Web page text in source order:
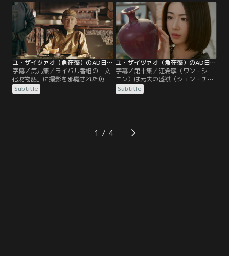
ー・シーヨン）との和解ディナーが
待っていた。自分の特性がバレるこ
とを恐れた魚在藻（ユ・ザイツァ
オ）は陶唐（タオ・タン）に助けを
求める。
け、取材できなくなる。会社に戻っ
たBチームは次の計画を立てるが、
なかなかいい案が思い浮かばない。
そんな中、汪希寧（ワン・シーニ
ン）の息子 黙黙（モーモー）が母親
を求めて会社に来てしまう。
ユ・ザイツァオ（魚在藻）のAD日記 第09話／字幕
字幕／第九集／ライバル番組の「文
化財物語」に撮影を邪魔された魚在
藻（ユ・ザイツァオ）は、別の撮影
計画を思いつき、再現映像を交えて
ーニン）が、不可解な交通事故に巻
き込まれ、ケガを負ったという知ら
Subtitle
ユ・ザイツァオ（魚在藻）のAD日記 第10話／字幕
字幕／第十集／汪希寧（ワン・シー
ニン）は元夫の盛祺（シェン・チ
ー）に浮気現場の写真を見せ、親権
を渡さないと浮気のことをマスコミ
くが、彼女は仕事に集中していて取
材を受けてもらえない。魚在藻は夫
Subtitle
1